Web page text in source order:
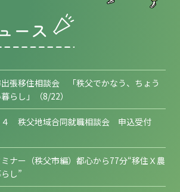
ース
張移住相談会 「秩父でかなう、ちょう
らし」（8/22）
４ 秩父地域合同就職相談会 申込受付
ナー（秩父市編）都心から77分“移住Ｘ農
らし”